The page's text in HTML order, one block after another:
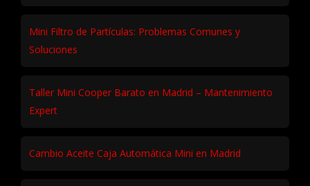
Mini Filtro de Partículas: Problemas Comunes y
Soluciones
Taller Mini Cooper Barato en Madrid – Mantenimiento
Expert
Cambio Aceite Caja Automática Mini en Madrid